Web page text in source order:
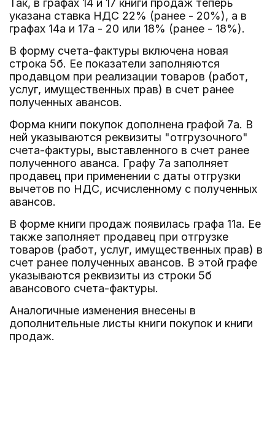
Так, в графах 14 и 17 книги продаж теперь
указана ставка НДС 22% (ранее - 20%), а в
графах 14а и 17а - 20 или 18% (ранее - 18%).
В форму счета-фактуры включена новая
строка 5б. Ее показатели заполняются
продавцом при реализации товаров (работ,
услуг, имущественных прав) в счет ранее
полученных авансов.
Форма книги покупок дополнена графой 7а. В
ней указываются реквизиты "отгрузочного"
счета-фактуры, выставленного в счет ранее
полученного аванса. Графу 7а заполняет
продавец при применении с даты отгрузки
вычетов по НДС, исчисленному с полученных
авансов.
В форме книги продаж появилась графа 11а. Ее
также заполняет продавец при отгрузке
товаров (работ, услуг, имущественных прав) в
счет ранее полученных авансов. В этой графе
указываются реквизиты из строки 5б
авансового счета-фактуры.
Аналогичные изменения внесены в
дополнительные листы книги покупок и книги
продаж.